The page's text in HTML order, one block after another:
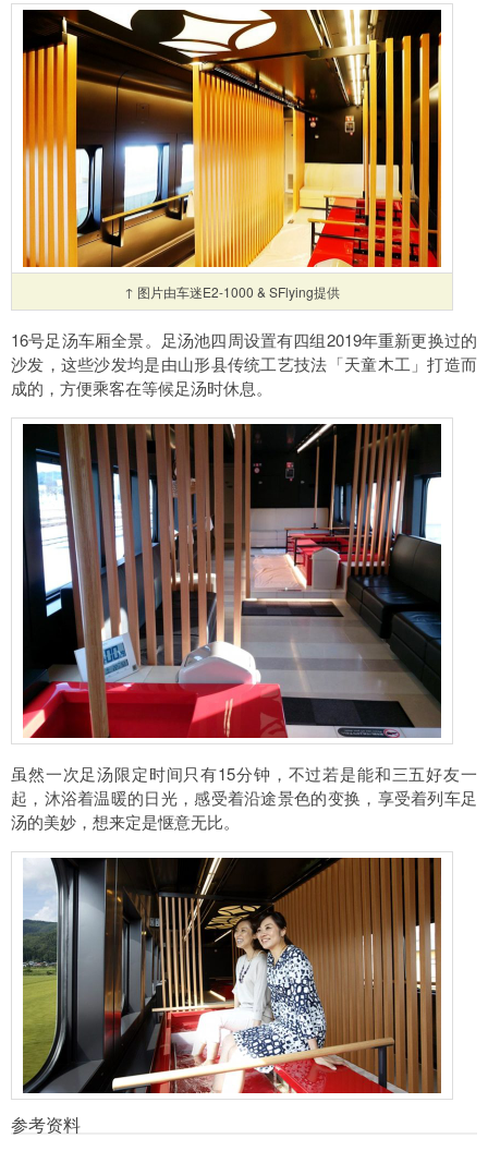
↑ 图片由车迷E2-1000 & SFlying提供
16号足汤车厢全景。足汤池四周设置有四组2019年重新更换过的
沙发，这些沙发均是由山形县传统工艺技法「天童木工」打造而
成的，方便乘客在等候足汤时休息。
虽然一次足汤限定时间只有15分钟，不过若是能和三五好友一
起，沐浴着温暖的日光，感受着沿途景色的变换，享受着列车足
汤的美妙，想来定是惬意无比。
参考资料